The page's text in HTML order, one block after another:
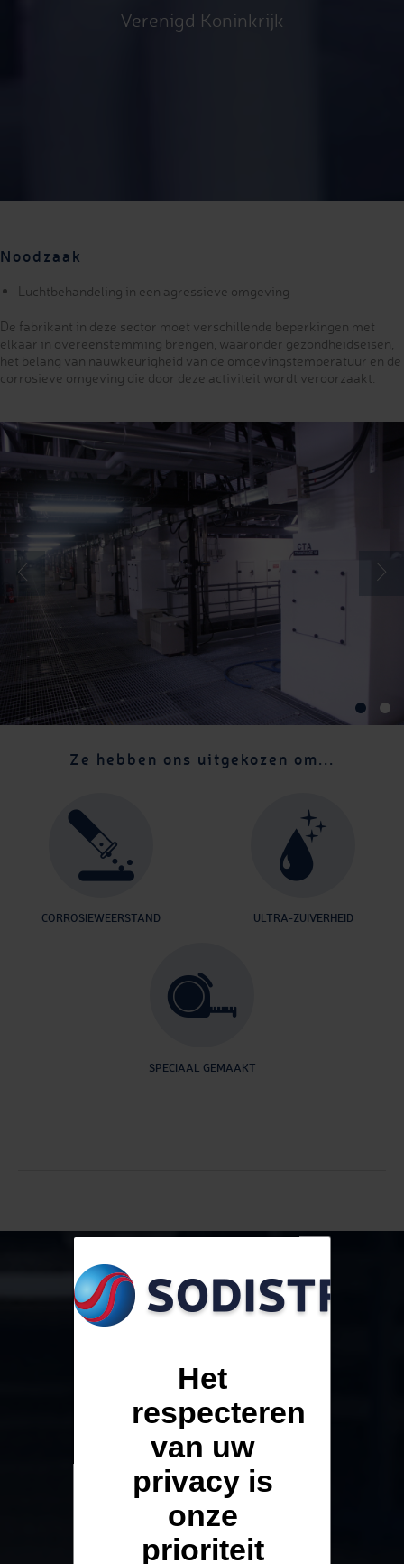
Verenigd Koninkrijk
Noodzaak
Luchtbehandeling in een agressieve omgeving
De fabrikant in deze sector moet verschillende beperkingen met
elkaar in overeenstemming brengen, waaronder gezondheidseisen,
het belang van nauwkeurigheid van de omgevingstemperatuur en de
corrosieve omgeving die door deze activiteit wordt veroorzaakt.
Ze hebben ons uitgekozen om...
CORROSIEWEERSTAND ULTRA-ZUIVERHEID
SPECIAAL GEMAAKT
BAKKERIJ -
VIENNOISERIE
Het
respecteren
van uw
privacy is
onze
prioriteit